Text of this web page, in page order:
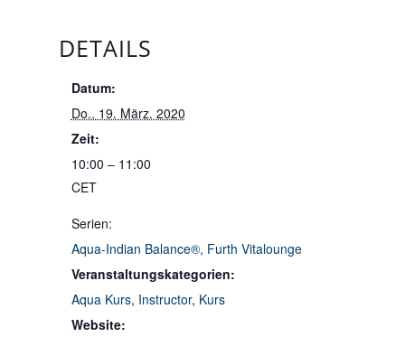
DETAILS
Datum:
Do.. 19. März. 2020
Zeit:
10:00 – 11:00
CET
Serien:
Aqua-Indian Balance®, Furth Vitalounge
Veranstaltungskategorien:
Aqua Kurs, Instructor, Kurs
Website: